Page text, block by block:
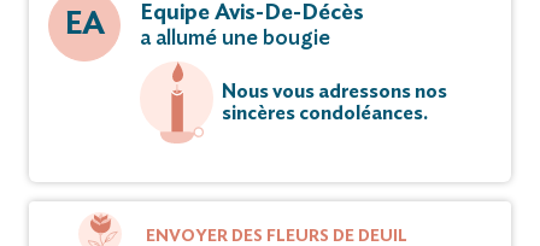
EA
Equipe Avis-De-Décès
a allumé une bougie
Nous vous adressons nos
sincères condoléances.
ENVOYER DES FLEURS DE DEUIL